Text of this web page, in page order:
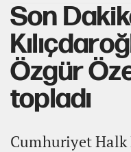
Son
Özgür
topladı
Cumhuriyet Halk